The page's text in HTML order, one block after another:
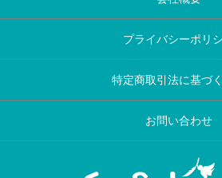
プライバシーポリ
特定商取引法に基づ
お問い合わせ